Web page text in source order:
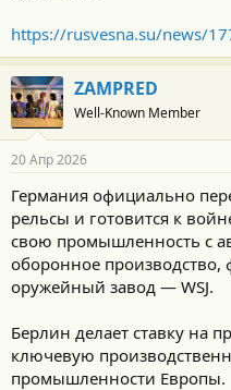
https://rusvesna.su/news/
ZAMPRED
Well-Known Member
20 Апр 2026
Германия официально
рельсы и готовится к
свою промышленность с
оборонное производство,
оружейный завод — WSJ.
Берлин делает ставку на
ключевую
промышленности Европы.